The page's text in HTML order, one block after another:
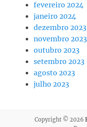
fevereiro 2024
janeiro 2024
dezembro 2023
novembro 2023
outubro 2023
setembro 2023
agosto 2023
julho 2023
Copyright © 2026